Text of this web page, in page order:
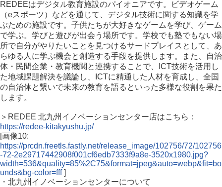
REDEEはデジタル教育施設のパイオニアです。ビデオゲーム
（eスポーツ）などを通じて、デジタル技術に関する知識を学
ぶための施設です。子供たちが大好きなゲームを学び、ゲーム
で学ぶ。学びと遊びが出会う場所です。学校でも塾でもない場
所で自分がやりたいことを見つけるサードプレイスとして、あ
らゆる人に学ぶ機会と創造する手段を提供します。また、自治
体・民間企業・教育機関と連携することで、ICT技術を活用し
た地域課題解決を議論し、ICTに精通した人材を育成し、全国
の自治体と繋いで未来の教育を語るといった多様な役割を果た
します。
＞REDEE 北九州イノベーションセンター店はこちら：
https://redee-kitakyushu.jp/
[画像10:
https://prcdn.freetls.fastly.net/release_image/102756/72/102756
-72-2e29717442908f001cf6edb7333f9a8e-3520x1980.jpg?
width=536&quality=85%2C75&format=jpeg&auto=webp&fit=bo
unds&bg-color=fff]
・北九州イノベーションセンターについて